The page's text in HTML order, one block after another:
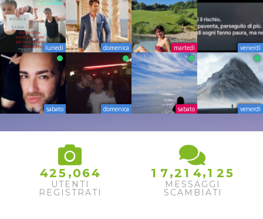
lunedì domenica martedì venerdì
sabato domenica sabato venerdì
425 ,064
UTENTI
REGISTRATI
1 7 ,2 1 4,1 25
MESSAGGI
SCAMBIATI